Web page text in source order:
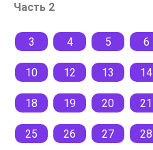
Часть 2
3 4 5 6
10 12 13 14
18 19 20 21
25 26 27 28